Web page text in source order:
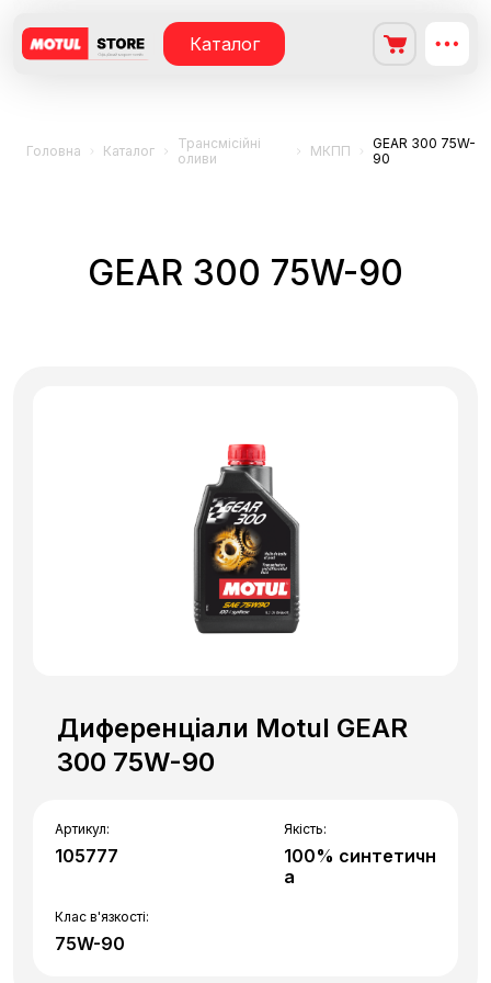
Каталог
Головна Каталог
Трансмісійні
оливи
МКПП
GEAR 300 75W-
90
GEAR 300 75W-90
Диференціали Motul GEAR
300 75W-90
Артикул:
105777
Якість:
100% синтетичн
а
Клас в'язкості:
75W-90